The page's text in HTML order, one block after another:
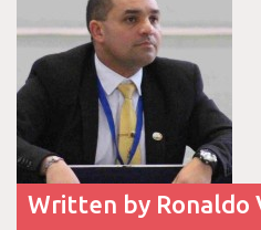
Written by Ronaldo